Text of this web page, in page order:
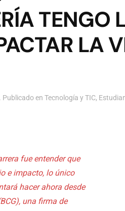
TENGO
LA
. Publicado en Tecnología y TIC,
fue entender que
e impacto, lo único
hacer ahora desde
una firma de